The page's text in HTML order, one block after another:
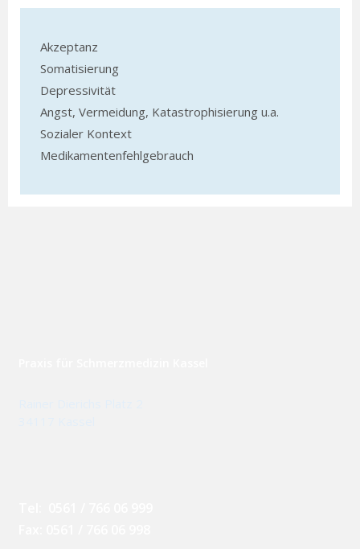
Akzeptanz
Somatisierung
Depressivität
Angst, Vermeidung, Katastrophisierung u.a.
Sozialer Kontext
Medikamentenfehlgebrauch